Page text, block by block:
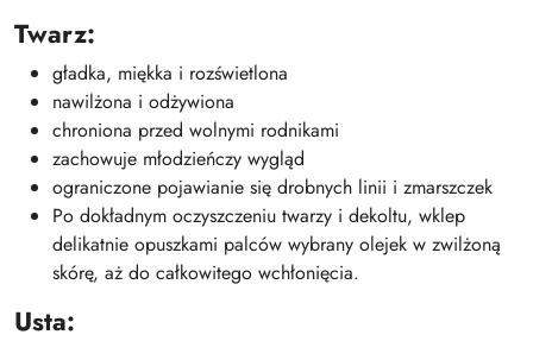
Twarz:
gładka, miękka i rozświetlona
nawilżona i odżywiona
chroniona przed wolnymi rodnikami
zachowuje młodzieńczy wygląd
ograniczone pojawianie się drobnych linii i zmarszczek
Po dokładnym oczyszczeniu twarzy i dekoltu, wklep
delikatnie opuszkami palców wybrany olejek w zwilżoną
skórę, aż do całkowitego wchłonięcia.
Usta: